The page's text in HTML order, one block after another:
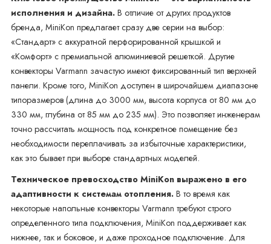
исполнения и дизайна. В отличие от других продуктов
бренда, MiniKon предлагает сразу две серии на выбор:
«Стандарт» с аккуратной перфорированной крышкой и
«Комфорт» с премиальной алюминиевой решеткой. Другие
конвекторы Varmann зачастую имеют фиксированный тип верхней
панели. Кроме того, MiniKon доступен в широчайшем диапазоне
типоразмеров (длина до 3000 мм, высота корпуса от 80 мм до
330 мм, глубина от 85 мм до 235 мм). Это позволяет инженерам
точно рассчитать мощность под конкретное помещение без
необходимости переплачивать за избыточные характеристики,
как это бывает при выборе стандартных моделей.
Техническое превосходство MiniKon выражено в его
адаптивности к системам отопления. В то время как
некоторые напольные конвекторы Varmann требуют строго
определенного типа подключения, MiniKon поддерживает как
нижнее, так и боковое, и даже проходное подключение. Для